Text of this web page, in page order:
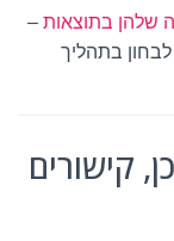
שלהן בתוצאות –
בתהליך
קישורים